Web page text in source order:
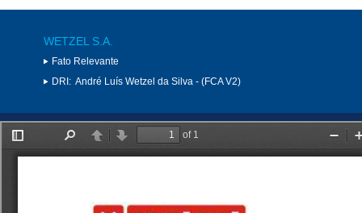
WETZEL S.A.
Fato Relevante
DRI: André Luís Wetzel da Silva - (FCA V2)